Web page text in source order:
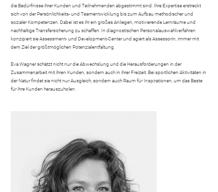
die Bedürfnisse ihrer Kunden und Teilnehmenden abgestimmt sind. Ihre Expertise erstreckt
sich von der Persönlichkeits- und Teamentwicklung bis zum Aufbau methodischer und
sozialer Kompetenzen. Dabei ist es ihr ein großes Anliegen, motivierende Lernräume und
nachhaltige Transfersicherung zu schaffen. In diagnostischen Personalauswahlverfahren
konzipiert sie Assessment- und Development-Center und agiert als Assessorin, immer mit
dem Ziel der größtmöglichen Potenzialentfaltung.
Eva Wagner schätzt nicht nur die Abwechslung und die Herausforderungen in der
Zusammenarbeit mit ihren Kunden, sondern auch in ihrer Freizeit. Bei sportlichen Aktivitäten in
der Natur findet sie nicht nur Ausgleich, sondern auch Raum für Inspirationen, um das Beste
für ihre Kunden herauszuholen.